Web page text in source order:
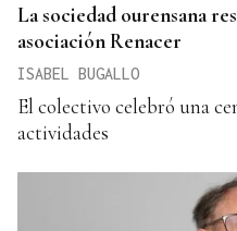
La sociedad ourensana
asociación Renacer
ISABEL BUGALLO
El colectivo celebró una
actividades